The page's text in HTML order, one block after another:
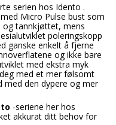
serien hos Idento .
Micro Pulse bust som
og tannkjøttet, mens
poleringskopp
ganske enkelt å fjerne
og ikke bare
med ekstra myk
med et mer følsomt
med den dypere og mer
-seriene her hos
akkurat ditt behov for